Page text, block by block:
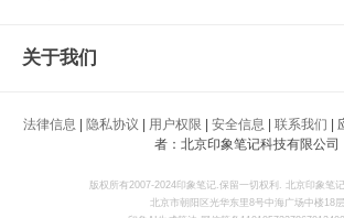
帮助支持
智能硬件
印象大使
关于我们
印象生态
法律信息 隐私协议 用户权限 安全信息 联系我们 |
者：北京印象笔记科技有限公司
版权所有2007-2024印象笔记.保留一切权利. 北京印象笔
北京市朝阳区光华东里8号中海广场中楼18层